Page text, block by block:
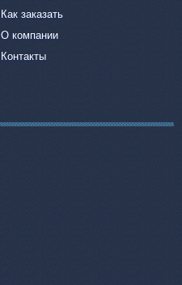
Как заказать
О компании
Контакты